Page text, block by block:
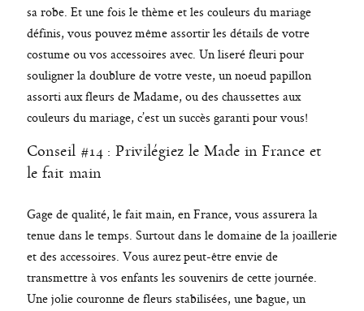
sa robe. Et une fois le thème et les couleurs du mariage
définis, vous pouvez même assortir les détails de votre
costume ou vos accessoires avec. Un liseré fleuri pour
souligner la doublure de votre veste, un noeud papillon
assorti aux fleurs de Madame, ou des chaussettes aux
couleurs du mariage, c’est un succès garanti pour vous!
Conseil #14 : Privilégiez le Made in France et
le fait main
Gage de qualité, le fait main, en France, vous assurera la
tenue dans le temps. Surtout dans le domaine de la joaillerie
et des accessoires. Vous aurez peut-être envie de
transmettre à vos enfants les souvenirs de cette journée.
Une jolie couronne de fleurs stabilisées, une bague, un